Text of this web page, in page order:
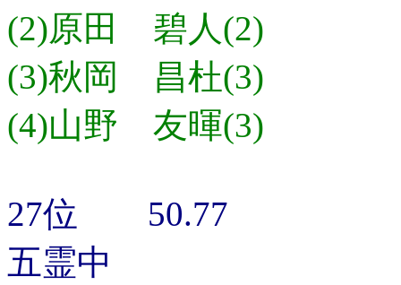
(2)原田 碧人(2)
(3)秋岡 昌杜(3)
(4)山野 友暉(3)
27位 50.77
五霊中